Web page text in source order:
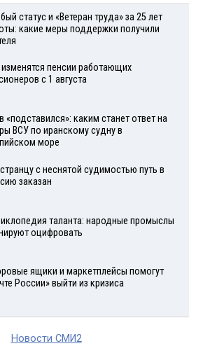
статус и «Ветеран труда» за 25 лет
какие меры поддержки получили
изменятся пенсии работающих
с 1 августа
«подставился»: каким станет ответ на
ВСУ по иранскому судну в
море
с неснятой судимостью путь в
заказан
таланта: народные промыслы
оцифровать
ящики и маркетплейсы помогут
России» выйти из кризиса
Новости СМИ2